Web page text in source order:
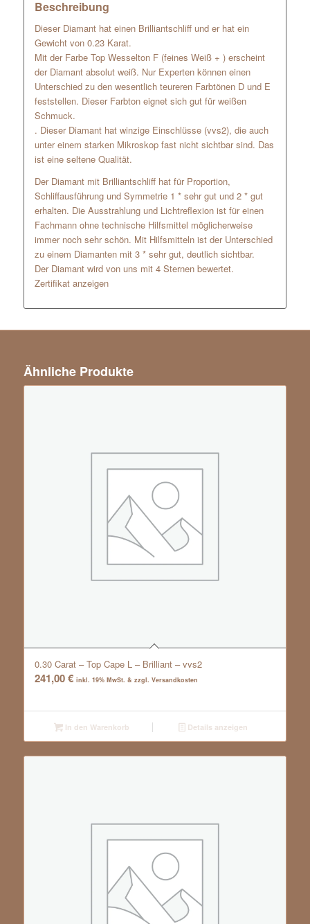
Beschreibung
Dieser Diamant hat einen Brilliantschliff und er hat ein
Gewicht von 0.23 Karat.
Mit der Farbe Top Wesselton F (feines Weiß + ) erscheint
der Diamant absolut weiß. Nur Experten können einen
Unterschied zu den wesentlich teureren Farbtönen D und E
feststellen. Dieser Farbton eignet sich gut für weißen
Schmuck.
. Dieser Diamant hat winzige Einschlüsse (vvs2), die auch
unter einem starken Mikroskop fast nicht sichtbar sind. Das
ist eine seltene Qualität.
Der Diamant mit Brilliantschliff hat für Proportion,
Schliffausführung und Symmetrie 1 * sehr gut und 2 * gut
erhalten. Die Ausstrahlung und Lichtreflexion ist für einen
Fachmann ohne technische Hilfsmittel möglicherweise
immer noch sehr schön. Mit Hilfsmitteln ist der Unterschied
zu einem Diamanten mit 3 * sehr gut, deutlich sichtbar.
Der Diamant wird von uns mit 4 Sternen bewertet.
Zertifikat anzeigen
Ähnliche Produkte
0.30 Carat – Top Cape L – Brilliant – vvs2
241,00€ inkl. 19% MwSt. & zzgl. Versandkosten
In den Warenkorb Details anzeigen